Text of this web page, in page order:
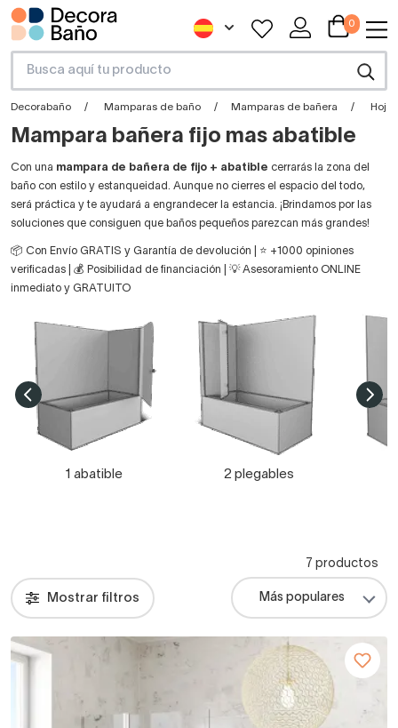
0
Decorabaño Mamparas de baño Mamparas de bañera
Mampara bañera fijo mas abatible
Con una mampara de bañera de fijo + abatible cerrarás la zona del
baño con estilo y estanqueidad. Aunque no cierres el espacio del todo,
será práctica y te ayudará a engrandecer la estancia. ¡Brindamos por las
soluciones que consiguen que baños pequeños parezcan más grandes!
📦 Con Envío GRATIS y Garantía de devolución | ⭐ +1000 opiniones
verificadas | 💰 Posibilidad de financiación | 💡 Asesoramiento ONLINE
inmediato y GRATUITO
1 abatible 2 plegables
Mostrar filtros
7 productos